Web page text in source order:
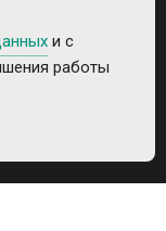
лицензии и
и с
работы